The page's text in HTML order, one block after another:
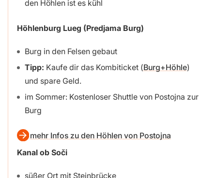
den Höhlen ist es kühl
Höhlenburg Lueg (Predjama Burg)
Burg in den Felsen gebaut
Tipp: Kaufe dir das Kombiticket (Burg+Höhle)
und spare Geld.
im Sommer: Kostenloser Shuttle von Postojna zur
Burg
mehr Infos zu den Höhlen von Postojna
Kanal ob Soči
süßer Ort mit Steinbrücke